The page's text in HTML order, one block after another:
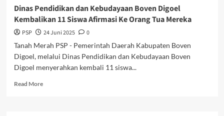
Dinas Pendidikan dan Kebudayaan Boven Digoel
Kembalikan 11 Siswa Afirmasi Ke Orang Tua Mereka
PSP 24 Juni 2025
0
Tanah Merah PSP - Pemerintah Daerah Kabupaten Boven
Digoel, melalui Dinas Pendidikan dan Kebudayaan Boven
Digoel menyerahkan kembali 11 siswa...
Read MoreRead